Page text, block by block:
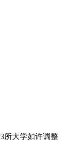
所大学如许调整